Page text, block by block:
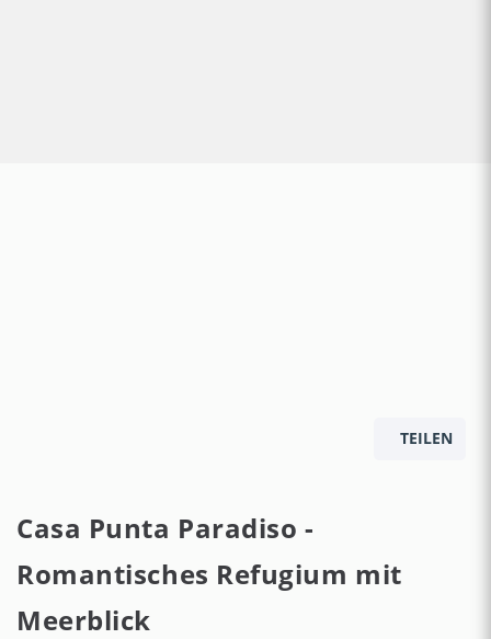
TEILEN
Casa Punta Paradiso -
Romantisches Refugium mit
Meerblick